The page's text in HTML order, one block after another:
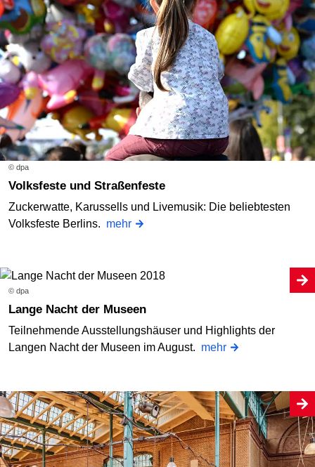
© dpa
Volksfeste und Straßenfeste
Zuckerwatte, Karussells und Livemusik: Die beliebtesten
Volksfeste Berlins. mehr
© dpa
Lange Nacht der Museen
Teilnehmende Ausstellungshäuser und Highlights der
Langen Nacht der Museen im August. mehr